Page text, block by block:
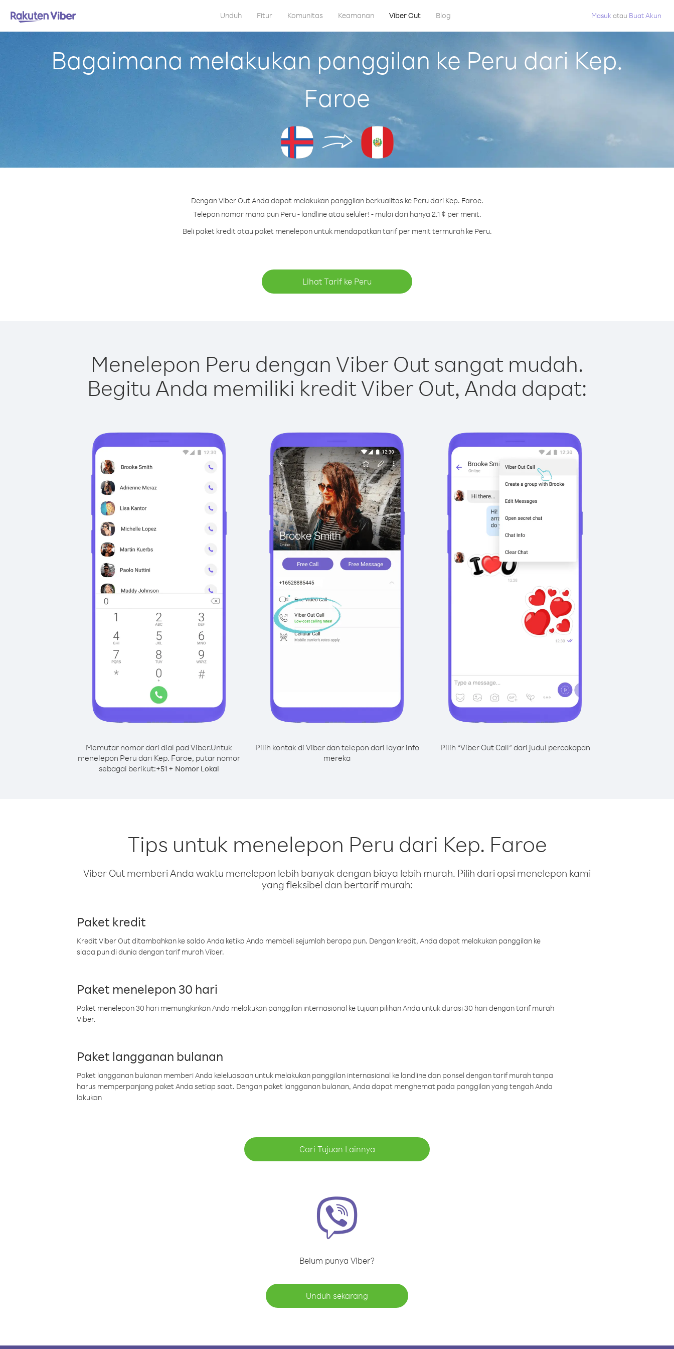
Unduh Fitur Komunitas Keamanan Viber Out Blog Masuk atau Buat Akun
Bagaimana melakukan panggilan ke Peru dari Kep.
Faroe
Dengan Viber Out Anda dapat melakukan panggilan berkualitas ke Peru dari Kep. Faroe.
Telepon nomor mana pun Peru - landline atau seluler! - mulai dari hanya 2.1 ¢ per menit.
Beli paket kredit atau paket menelepon untuk mendapatkan tarif per menit termurah ke Peru.
Lihat Tarif ke Peru
Menelepon Peru dengan Viber Out sangat mudah.
Begitu Anda memiliki kredit Viber Out, Anda dapat:
Memutar nomor dari dial pad Viber.Untuk
menelepon Peru dari Kep. Faroe, putar nomor
sebagai berikut:+51 + Nomor Lokal
Pilih kontak di Viber dan telepon dari layar info
mereka
Pilih “Viber Out Call” dari judul percakapan
Tips untuk menelepon Peru dari Kep. Faroe
Viber Out memberi Anda waktu menelepon lebih banyak dengan biaya lebih murah. Pilih dari opsi menelepon kami
yang fleksibel dan bertarif murah:
Paket kredit
Kredit Viber Out ditambahkan ke saldo Anda ketika Anda membeli sejumlah berapa pun. Dengan kredit, Anda dapat melakukan panggilan ke
siapa pun di dunia dengan tarif murah Viber.
Paket menelepon 30 hari
Paket menelepon 30 hari memungkinkan Anda melakukan panggilan internasional ke tujuan pilihan Anda untuk durasi 30 hari dengan tarif murah
Viber.
Paket langganan bulanan
Paket langganan bulanan memberi Anda keleluasaan untuk melakukan panggilan internasional ke landline dan ponsel dengan tarif murah tanpa
harus memperpanjang paket Anda setiap saat. Dengan paket langganan bulanan, Anda dapat menghemat pada panggilan yang tengah Anda
lakukan
Cari Tujuan Lainnya
Belum punya Viber?
Unduh sekarang